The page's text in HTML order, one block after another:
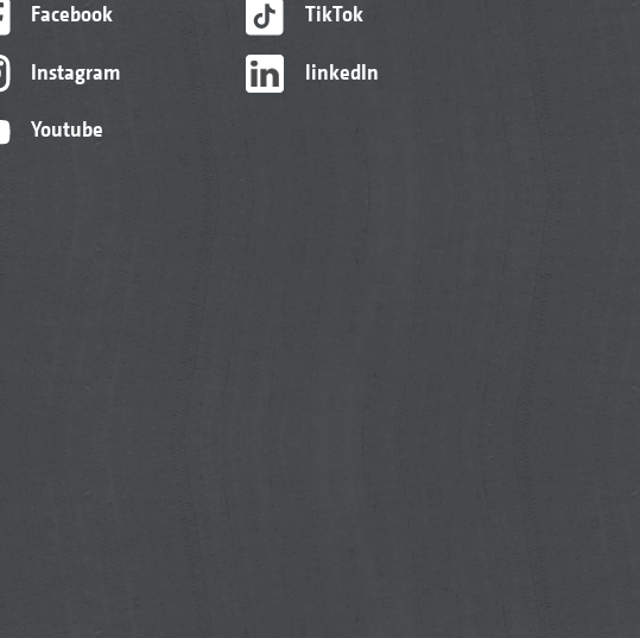
Facebook
Instagram
Youtube
TikTok
linkedIn